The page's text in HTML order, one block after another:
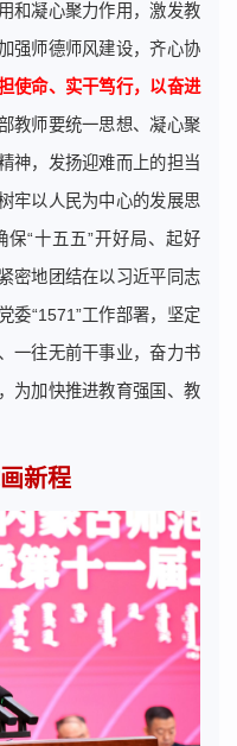
和凝心聚力作用，激发教
强师德师风建设，齐心协
使命、实干笃行，以奋进
教师要统一思想、凝心聚
神，发扬迎难而上的担当
牢以人民为中心的发展思
“十五五”开好局、起好
密地团结在以习近平同志
委“1571”工作部署，坚定
一往无前干事业，奋力书
为加快推进教育强国、教
新程